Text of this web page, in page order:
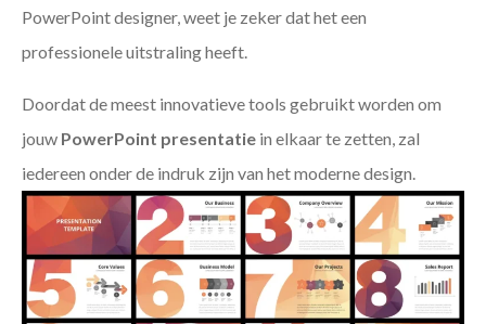
PowerPoint designer, weet je zeker dat het een
professionele uitstraling heeft.
Doordat de meest innovatieve tools gebruikt worden om
jouw PowerPoint presentatie in elkaar te zetten, zal
iedereen onder de indruk zijn van het moderne design.